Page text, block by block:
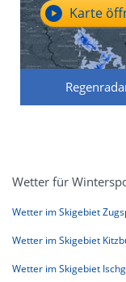
Karte
Wetter für
Wetter im Skigebiet
Wetter im Skigebiet
Wetter im Skigebiet